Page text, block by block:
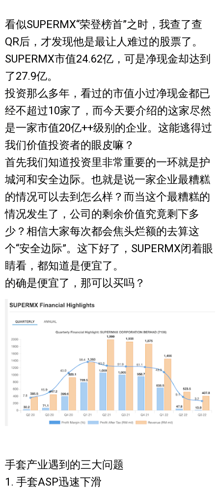
看似SUPERMX“荣登榜首”之时，我查了查
QR后，才发现他是最让人难过的股票了。
SUPERMX市值24.62亿，可是净现金却达到
了27.9亿。
投资那么多年，看过的市值小过净现金都已
经不超过10家了，而今天要介绍的这家尽然
是一家市值20亿++级别的企业。这能逃得过
我们价值投资者的眼皮嘛？
首先我们知道投资里非常重要的一环就是护
城河和安全边际。也就是说一家企业最糟糕
的情况可以去到怎么样？而当这个最糟糕的
情况发生了，公司的剩余价值究竟剩下多
少？相信大家每次都会焦头烂额的去算这
个“安全边际”。这下好了，SUPERMX闭着眼
睛看，都知道是便宜了。
的确是便宜了，那可以买吗？
手套产业遇到的三大问题
1. 手套ASP迅速下滑